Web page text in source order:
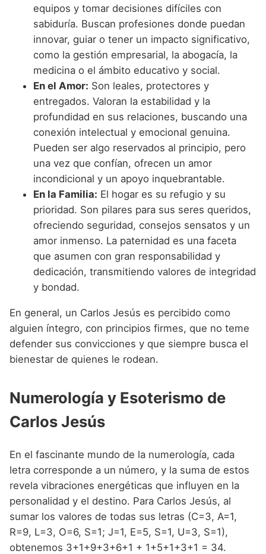
equipos y tomar decisiones difíciles con
sabiduría. Buscan profesiones donde puedan
innovar, guiar o tener un impacto significativo,
como la gestión empresarial, la abogacía, la
medicina o el ámbito educativo y social.
En el Amor: Son leales, protectores y
entregados. Valoran la estabilidad y la
profundidad en sus relaciones, buscando una
conexión intelectual y emocional genuina.
Pueden ser algo reservados al principio, pero
una vez que confían, ofrecen un amor
incondicional y un apoyo inquebrantable.
En la Familia: El hogar es su refugio y su
prioridad. Son pilares para sus seres queridos,
ofreciendo seguridad, consejos sensatos y un
amor inmenso. La paternidad es una faceta
que asumen con gran responsabilidad y
dedicación, transmitiendo valores de integridad
y bondad.
En general, un Carlos Jesús es percibido como
alguien íntegro, con principios firmes, que no teme
defender sus convicciones y que siempre busca el
bienestar de quienes le rodean.
Numerología y Esoterismo de
Carlos Jesús
En el fascinante mundo de la numerología, cada
letra corresponde a un número, y la suma de estos
revela vibraciones energéticas que influyen en la
personalidad y el destino. Para Carlos Jesús, al
sumar los valores de todas sus letras (C=3, A=1,
R=9, L=3, O=6, S=1; J=1, E=5, S=1, U=3, S=1),
obtenemos 3+1+9+3+6+1 + 1+5+1+3+1 = 34.